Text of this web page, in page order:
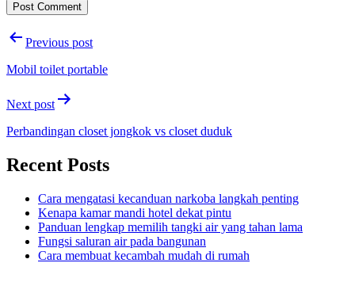
PostPrevious post
Mobil toilet portable
Next post
Perbandingan closet jongkok vs closet duduk
Recent Posts
Cara mengatasi kecanduan narkoba langkah penting
Kenapa kamar mandi hotel dekat pintu
Panduan lengkap memilih tangki air yang tahan lama
Fungsi saluran air pada bangunan
Cara membuat kecambah mudah di rumah